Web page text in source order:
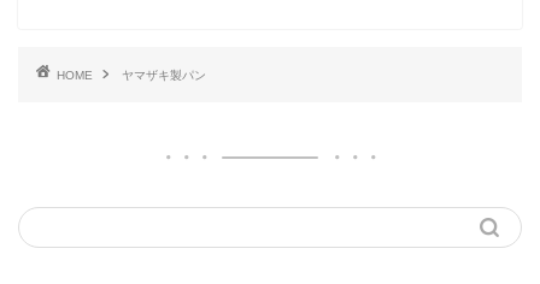
HOME ヤマザキ製パン